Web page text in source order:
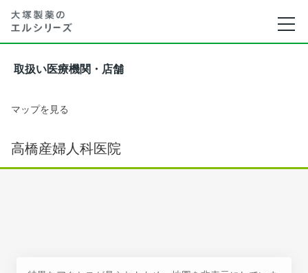
取扱い医療機関・店舗
マップを見る
高橋産婦人科医院